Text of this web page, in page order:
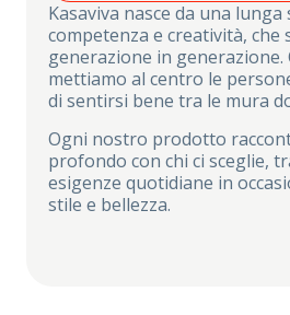
Kasaviva nasce da una
competenza e creatività, che
generazione in generazione.
mettiamo al centro le
di sentirsi bene tra le mura
Ogni nostro prodotto
profondo con chi ci sceglie,
esigenze quotidiane in
stile e bellezza.